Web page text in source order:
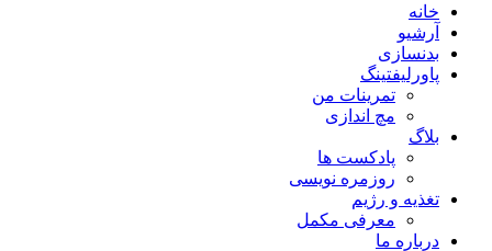
خانه
آرشیو
بدنسازی
پاورلیفتینگ
تمرینات من
مچ اندازی
بلاگ
پادکست ها
روزمره نویسی
تغذیه و رژیم
معرفی مکمل
درباره ما